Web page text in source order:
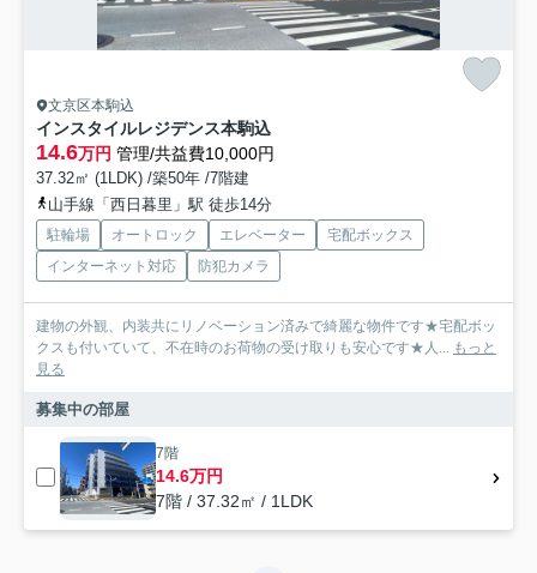
文京区本駒込
インスタイルレジデンス本駒込
14.6万円 管理/共益費10,000円
37.32㎡ (1LDK) /築50年 /7階建
山手線「西日暮里」駅 徒歩14分
駐輪場 オートロック エレベーター
宅配ボックス
インターネット対応
防犯カメラ
建物の外観、内装共にリノベーション済みで綺麗な物件です★宅配ボッ
クスも付いていて、不在時のお荷物の受け取りも安心です★人... もっと
見る
募集中の部屋
7階
14.6万円
7階 / 37.32㎡ / 1LDK